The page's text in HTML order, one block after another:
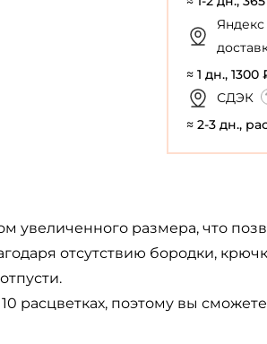
Яндекс
≈ 1 дн., 1300
СДЭК
≈ 2-3 дн.,
размера, что
отсутствию бородки,
расцветках, поэтому вы